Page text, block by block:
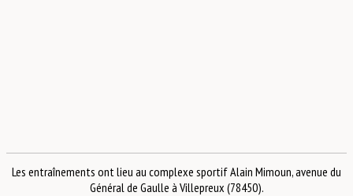
Les entraînements ont lieu au complexe sportif Alain Mimoun, avenue du
Général de Gaulle à Villepreux (78450).